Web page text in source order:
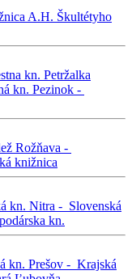
A.H. Škultétyho
kn. Petržalka
kn. Pezinok -
Rožňava -
knižnica
kn. Nitra - Slovenská
kn.
kn. Prešov - Krajská